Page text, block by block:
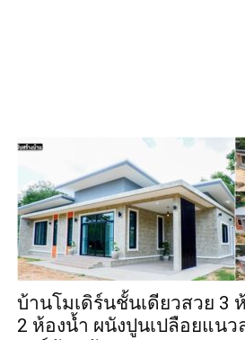
บ้านโมเดิร์นชั้นเดียวสวย 3
2 ห้องน้ำ ผนังปูนเปลือยแน